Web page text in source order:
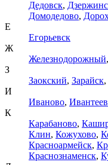
Дедовск,
Домодедово,
Е
Егорьевск
Ж
Железнодорожный,
З
Заокский, Зарайск,
И
Иваново,
К
Карабаново,
Клин, Кожухово,
Красноармейск,
Краснознаменск,